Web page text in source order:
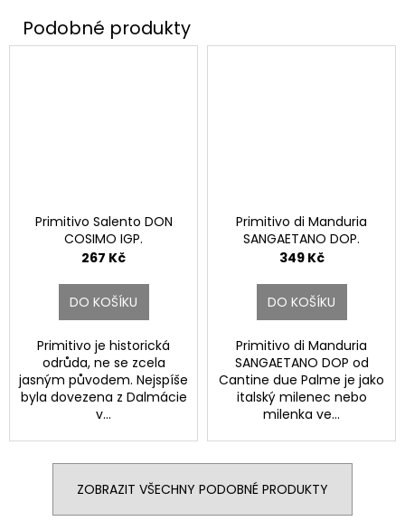
Primitivo Salento DON
COSIMO IGP.
267 Kč
DO KOŠÍKU
Primitivo je historická
odrůda, ne se zcela
jasným původem. Nejspíše
byla dovezena z Dalmácie
v...
Primitivo di Manduria
SANGAETANO DOP.
349 Kč
DO KOŠÍKU
Primitivo di Manduria
SANGAETANO DOP od
Cantine due Palme je jako
italský milenec nebo
milenka ve...
ZOBRAZIT VŠECHNY PODOBNÉ PRODUKTY